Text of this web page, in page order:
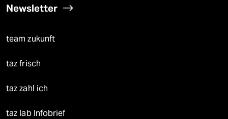
Newsletter
team zukunft
taz frisch
taz zahl ich
taz lab Infobrief